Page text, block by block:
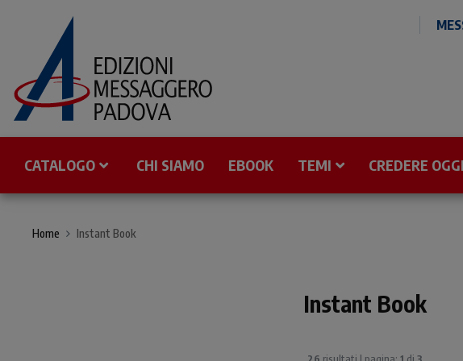
CATALOGO CHI SIAMO EBOOK TEMI CREDERE OGGI
Home Instant Book
Instant Book